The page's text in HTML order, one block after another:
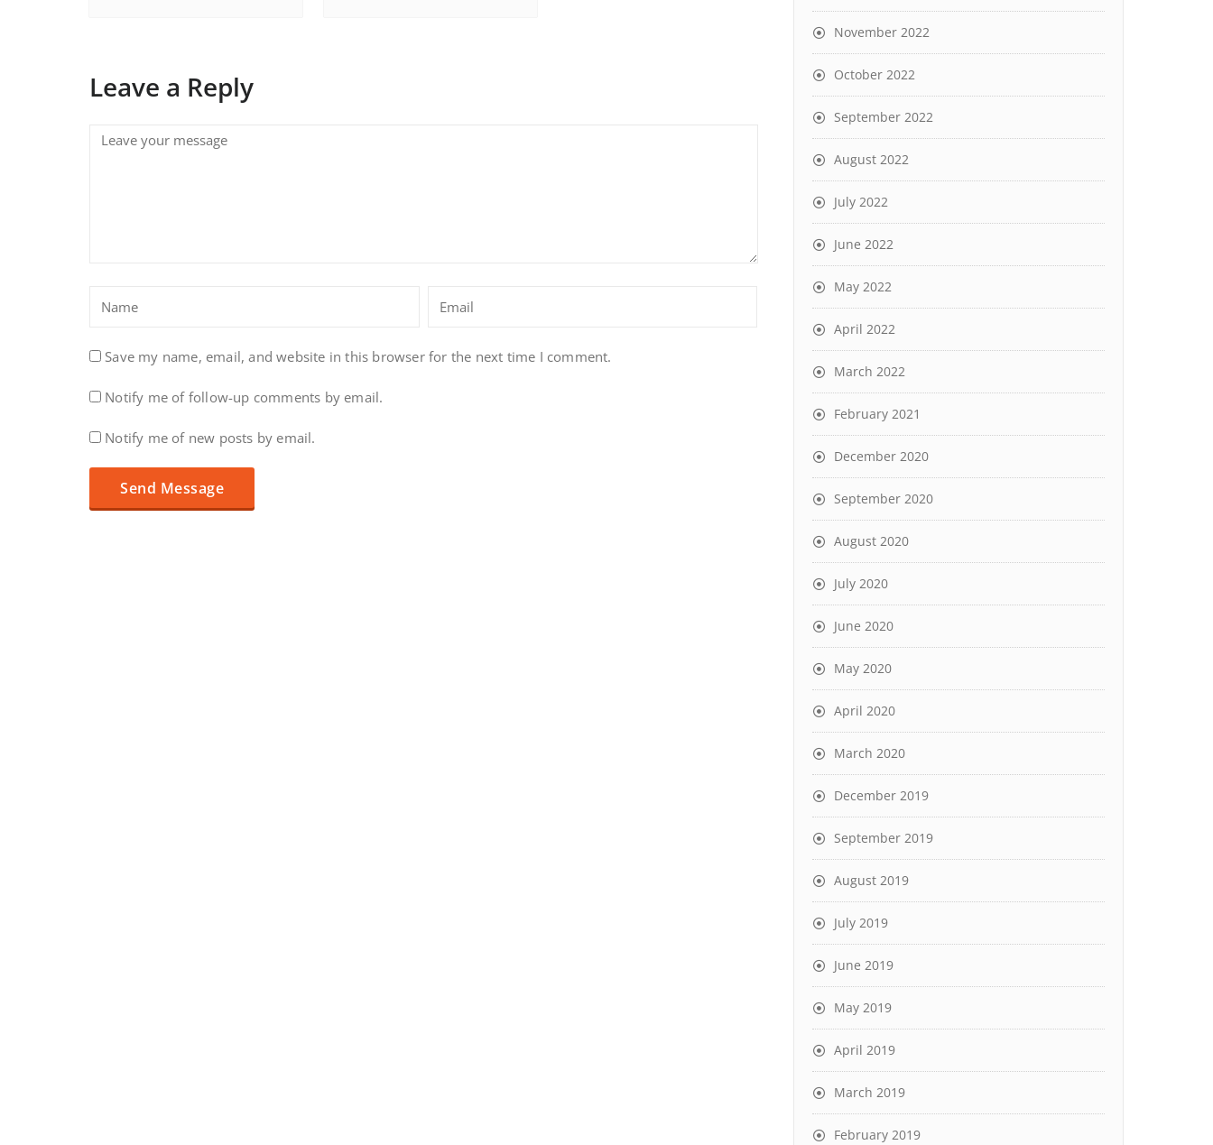
Leave a Reply
Save my name, email, and website in this browser for the next time I comment.
Notify me of follow-up comments by email.
Notify me of new posts by email.
November 2022
October 2022
September 2022
August 2022
July 2022
June 2022
May 2022
April 2022
March 2022
February 2021
December 2020
September 2020
August 2020
July 2020
June 2020
May 2020
April 2020
March 2020
December 2019
September 2019
August 2019
July 2019
June 2019
May 2019
April 2019
March 2019
February 2019